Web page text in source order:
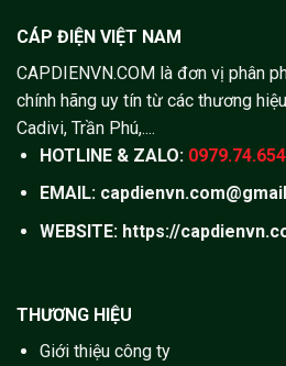
CÁP ĐIỆN VIỆT NAM
CAPDIENVN.COM là đơn vị phân
chính hãng uy tín từ các thương
Cadivi, Trần Phú,....
HOTLINE & ZALO:
EMAIL:
WEBSITE: https://
THƯƠNG HIỆU
Giới thiệu công ty